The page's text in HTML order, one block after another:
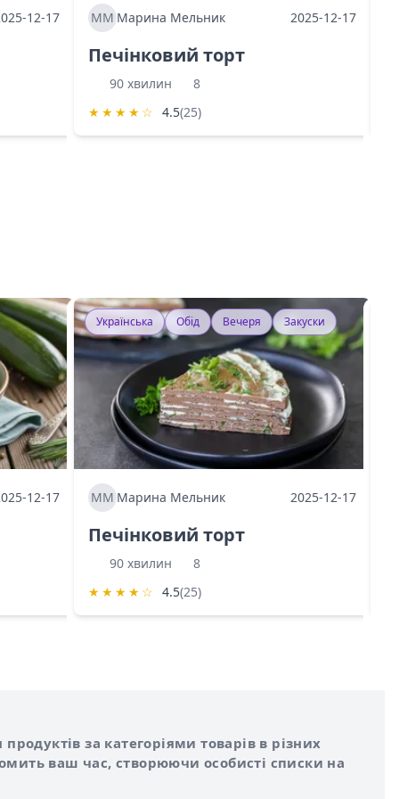
12-17 МММарина Мельник 2025-12-17
Печінковий торт
90 хвилин
8
★ ★ ★ ★ ☆ 4.5(25)
12-17
Українська Обід Вечеря Закуски
МММарина Мельник 2025-12-17
Печінковий торт
90 хвилин
8
★ ★ ★ ★ ☆ 4.5(25)
за категоріями товарів в різних
ваш час, створюючи особисті списки на